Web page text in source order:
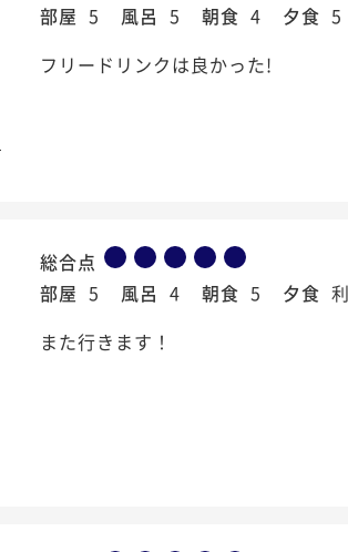
部屋 5 風呂 5 朝食 4 夕食 5
フリードリンクは良かった!
総合点
部屋 5 風呂 4 朝食 5 夕食
また行きます！